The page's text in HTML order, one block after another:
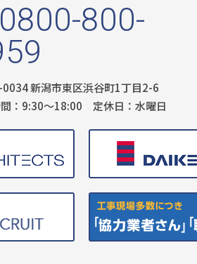
0800-800-
新潟市東区浜谷町1丁目2-6
：9:30〜18:00 定休日：水曜日